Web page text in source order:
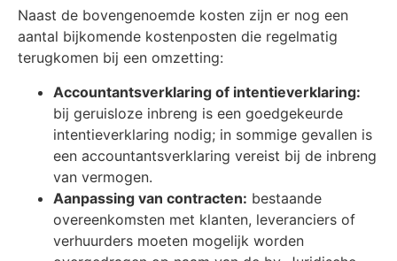
Naast de bovengenoemde kosten zijn er nog een
aantal bijkomende kostenposten die regelmatig
terugkomen bij een omzetting:
Accountantsverklaring of intentieverklaring:
bij geruisloze inbreng is een goedgekeurde
intentieverklaring nodig; in sommige gevallen is
een accountantsverklaring vereist bij de inbreng
van vermogen.
Aanpassing van contracten: bestaande
overeenkomsten met klanten, leveranciers of
verhuurders moeten mogelijk worden